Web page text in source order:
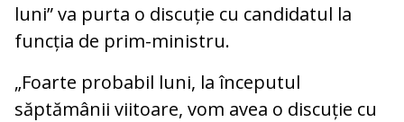
luni” va purta o discuție cu candidatul la
funcția de prim-ministru.
„Foarte probabil luni, la începutul
săptămânii viitoare, vom avea o discuție cu